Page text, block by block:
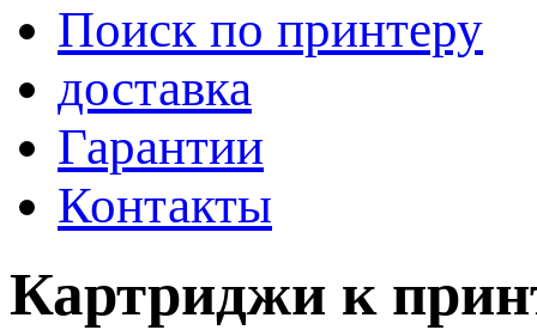
Поиск по принтеру
доставка
Гарантии
Контакты
Картриджи к